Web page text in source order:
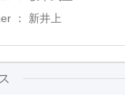
： 新井上